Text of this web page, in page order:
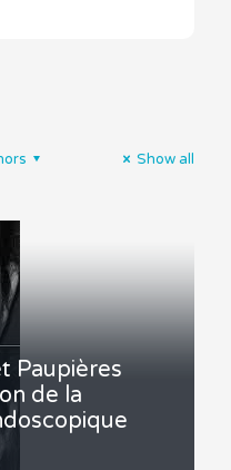
Show all
Paupières
de la